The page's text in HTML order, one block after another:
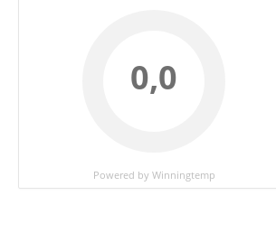
0,0
Powered by Winningtemp